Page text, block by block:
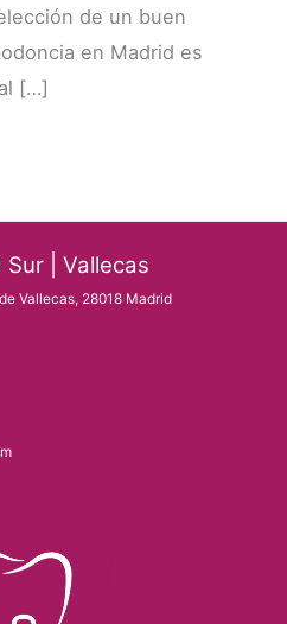
de un buen
en Madrid es
[…]
| Vallecas
Vallecas, 28018 Madrid